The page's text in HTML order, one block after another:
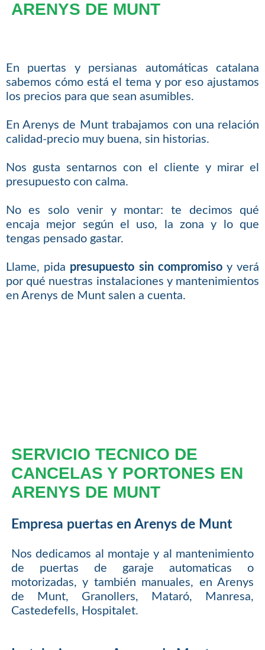
ARENYS DE MUNT
En puertas y persianas automáticas catalana
sabemos cómo está el tema y por eso ajustamos
los precios para que sean asumibles.
En Arenys de Munt trabajamos con una relación
calidad-precio muy buena, sin historias.
Nos gusta sentarnos con el cliente y mirar el
presupuesto con calma.
No es solo venir y montar: te decimos qué
encaja mejor según el uso, la zona y lo que
tengas pensado gastar.
Llame, pida presupuesto sin compromisoy verá
por qué nuestras instalaciones y mantenimientos
en Arenys de Munt salen a cuenta.
SERVICIO TECNICO DE
CANCELAS Y PORTONES EN
ARENYS DE MUNT
Empresa puertas en Arenys de Munt
Nos dedicamos al montaje y al mantenimiento
de puertas de garaje automaticas o
motorizadas, y también manuales, en Arenys
de Munt, Granollers, Mataró, Manresa,
Castedefells, Hospitalet.